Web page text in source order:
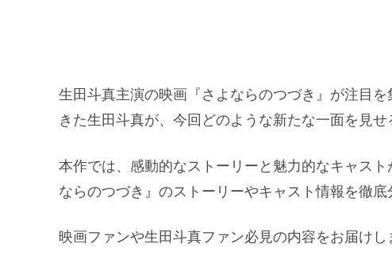
生田斗真主演の映画『さよならのつづき』が注目
きた生田斗真が、今回どのような新たな一面を見
本作では、感動的なストーリーと魅力的なキャス
ならのつづき』のストーリーやキャスト情報を徹底
映画ファンや生田斗真ファン必見の内容をお届けし